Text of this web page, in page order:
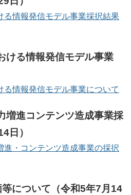
る情報発信モデル事業採択結果
ける情報発信モデル事業
る情報発信モデル事業について
増進コンテンツ造成事業採
日）
進・コンテンツ造成事業の採択
について（令和5年7月14